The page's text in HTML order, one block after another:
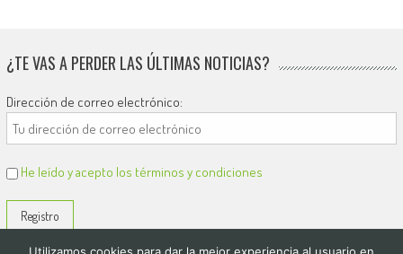
¿TE VAS A PERDER LAS ÚLTIMAS NOTICIAS?
Dirección de correo electrónico:
He leído y acepto los términos y condiciones